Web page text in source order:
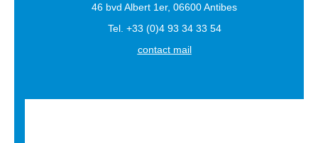
46 bvd Albert 1er, 06600 Antibes
Tel. +33 (0)4 93 34 33 54
contact mail